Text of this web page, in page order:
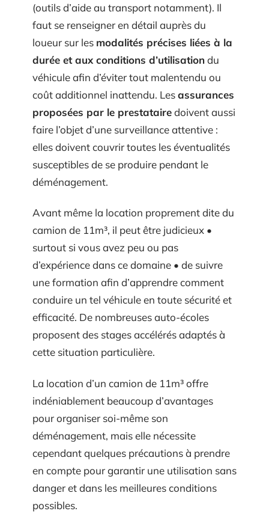
(outils d’aide au transport notamment). Il
faut se renseigner en détail auprès du
loueur sur les modalités précises liées à la
durée et aux conditions d’utilisationdu
véhicule afin d’éviter tout malentendu ou
coût additionnel inattendu. Lesassurances
proposées par le prestatairedoivent aussi
faire l’objet d’une surveillance attentive :
elles doivent couvrir toutes les éventualités
susceptibles de se produire pendant le
déménagement.
Avant même la location proprement dite du
camion de 11m³, il peut être judicieux •
surtout si vous avez peu ou pas
d’expérience dans ce domaine • de suivre
une formation afin d’apprendre comment
conduire un tel véhicule en toute sécurité et
efficacité. De nombreuses auto-écoles
proposent des stages accélérés adaptés à
cette situation particulière.
La location d’un camion de 11m³ offre
indéniablement beaucoup d’avantages
pour organiser soi-même son
déménagement, mais elle nécessite
cependant quelques précautions à prendre
en compte pour garantir une utilisation sans
danger et dans les meilleures conditions
possibles.